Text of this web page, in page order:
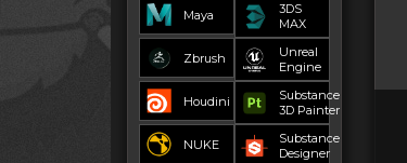
Maya
3DS
MAX
Zbrush
Unreal
Engine
Houdini
Substance
3D Painter
NUKE
Substance
Designer